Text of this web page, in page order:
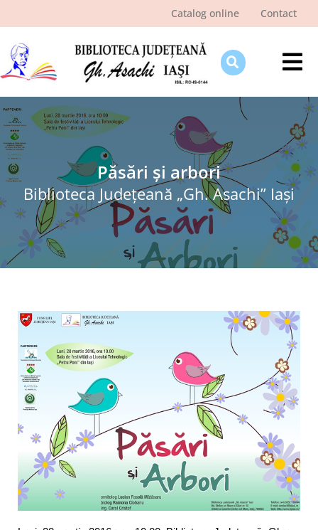
Catalog online Contact
Despre bibliotecă
Pagina cititorului
Ştiri şi evenimente
Programe şi proiecte
Interes public
Păsări și arbori
Biblioteca Judeţeană „Gh. Asachi” Iaşi